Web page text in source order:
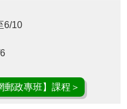
6/10
郵政專班】課程＞